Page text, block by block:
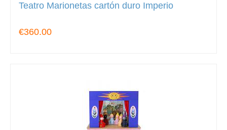
Teatro Marionetas cartón duro Imperio
€360.00